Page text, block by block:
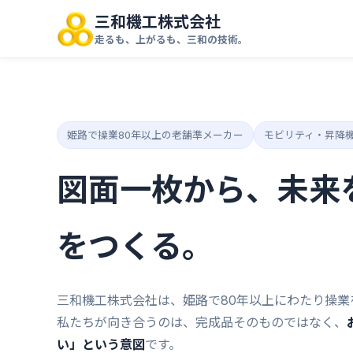
三和機工株式会社
走るも、上がるも、三和の技術。
姫路で操業80年以上の老舗準メーカー モビリティ・昇降
図面一枚から、未
をつくる。
三和機工株式会社は、姫路で80年以上にわたり操
私たちが向き合うのは、完成品そのものではなく、
い」という意図です。